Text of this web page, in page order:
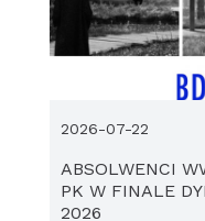
ABSOLWENCI
PK W FINALE
2026
2026-07-22